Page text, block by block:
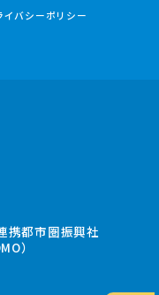
イバシーポリシー
携都市圏振興社
）